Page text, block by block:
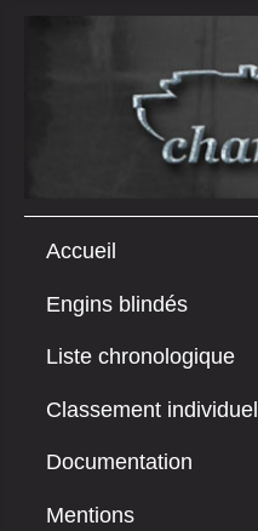
Accueil
Engins blindés
Liste chronologique
Classement individuel
Documentation
Mentions